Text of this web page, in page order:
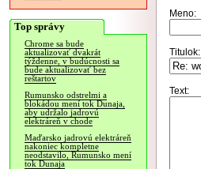
Top správy
Chrome sa bude
aktualizovať dvakrát
týždenne, v budúcnosti sa
bude aktualizovať bez
reštartov
Rumunsko odstrelmi a
blokádou mení tok Dunaja,
aby udržalo jadrovú
elektráreň v chode
Maďarsko jadrovú elektráreň
nakoniec kompletne
neodstavilo, Rumunsko mení
tok Dunaja
Meno:
Titulok:
Text: